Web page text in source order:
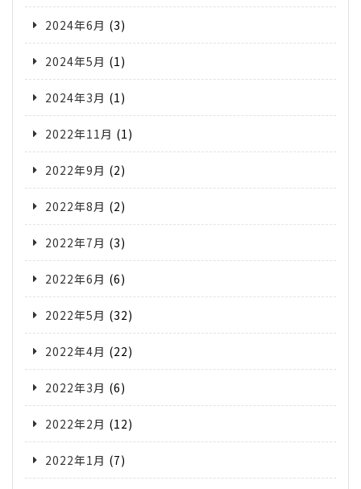
2024年6月 (3)
2024年5月 (1)
2024年3月 (1)
2022年11月 (1)
2022年9月 (2)
2022年8月 (2)
2022年7月 (3)
2022年6月 (6)
2022年5月 (32)
2022年4月 (22)
2022年3月 (6)
2022年2月 (12)
2022年1月 (7)